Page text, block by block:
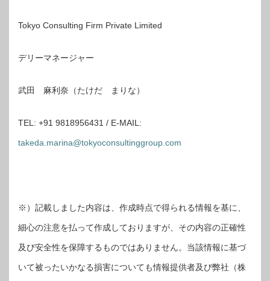
Tokyo Consulting Firm Private Limited
デリーマネージャー
武田 麻利奈（たけだ まりな）
TEL: +91 9818956431 / E-MAIL:
takeda.marina@tokyoconsultinggroup.com
※）記載しました内容は、作成時点で得られる情報を基に、
細心の注意を払って作成しておりますが、その内容の正確性
及び安全性を保障するものではありません。当該情報に基づ
いて被ったいかなる損害についても情報提供者及び弊社（株